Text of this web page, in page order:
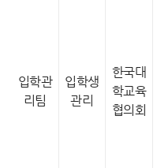
입학관
리팀
입학생
관리
한국대
학교육
협의회